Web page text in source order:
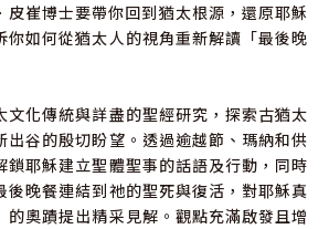
博士要帶你回到猶太根源，還原耶穌
你如何從猶太人的視角重新解讀「最後晚
化傳統與詳盡的聖經研究，探索古猶太
出谷的殷切盼望。透過逾越節、瑪納和供
鎖耶穌建立聖體聖事的話語及行動，同時
後晚餐連結到祂的聖死與復活，對耶穌真
的奧蹟提出精采見解。觀點充滿啟發且增